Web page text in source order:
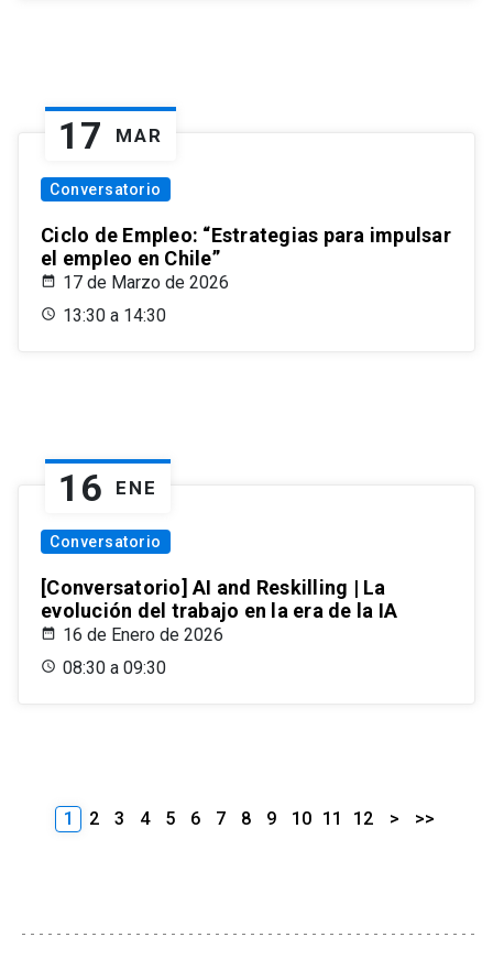
17 MAR
Conversatorio
Ciclo de Empleo: “Estrategias para impulsar
el empleo en Chile”
17 de Marzo de 2026
13:30 a 14:30
16 ENE
Conversatorio
[Conversatorio] AI and Reskilling | La
evolución del trabajo en la era de la IA
16 de Enero de 2026
08:30 a 09:30
1 2 3 4 5 6 7 8 9 10 11 12 > >>